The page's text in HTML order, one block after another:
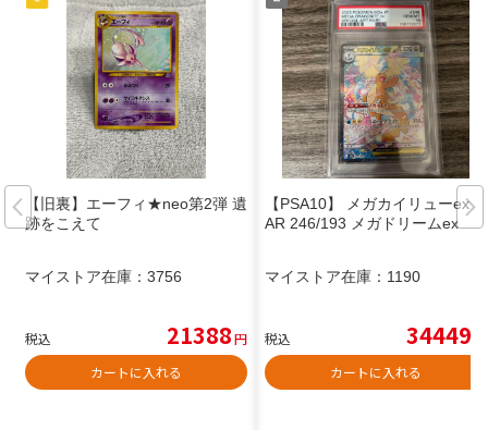
【旧裏】エーフィ★neo第2弾 遺
跡をこえて
マイストア在庫： 3756
税込 21388円
カートに入れる
【PSA10】 メガカイリューex S
AR 246/193 メガドリームex
マイストア在庫： 1190
税込 34449
カートに入れる